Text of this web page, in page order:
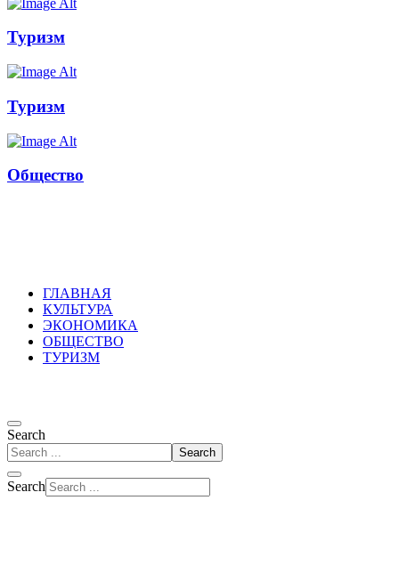
Туризм
Туризм
Общество
ГЛАВНАЯ
КУЛЬТУРА
ЭКОНОМИКА
ОБЩЕСТВО
ТУРИЗМ
Search
Search
Search